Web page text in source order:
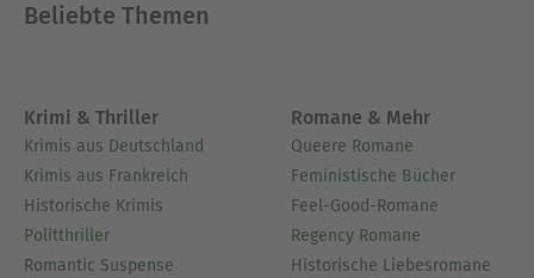
Beliebte Themen
Krimi & Thriller
Krimis aus Deutschland
Krimis aus Frankreich
Historische Krimis
Politthriller
Romantic Suspense
Romane & Mehr
Queere Romane
Feministische Bücher
Feel-Good-Romane
Regency Romane
Historische Liebesromane